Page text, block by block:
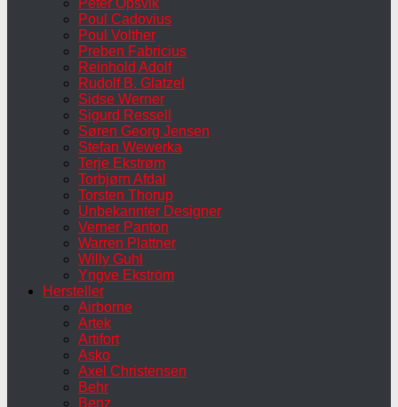
Poul Cadovius
Poul Volther
Preben Fabricius
Reinhold Adolf
Rudolf B. Glatzel
Sidse Werner
Sigurd Ressell
Søren Georg Jensen
Stefan Wewerka
Terje Ekstrøm
Torbjørn Afdal
Torsten Thorup
Unbekannter Designer
Verner Panton
Warren Plattner
Willy Guhl
Yngve Ekström
Hersteller
Airborne
Artek
Artifort
Asko
Axel Christensen
Behr
Benz